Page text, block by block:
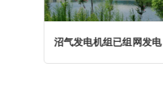
沼气发电机组已组网发电